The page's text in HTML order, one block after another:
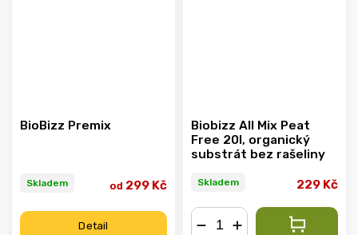
BioBizz Premix
Skladem od 299 Kč
Detail
Biobizz All Mix Peat
Free 20l, organický
substrát bez rašeliny
Skladem 229 Kč